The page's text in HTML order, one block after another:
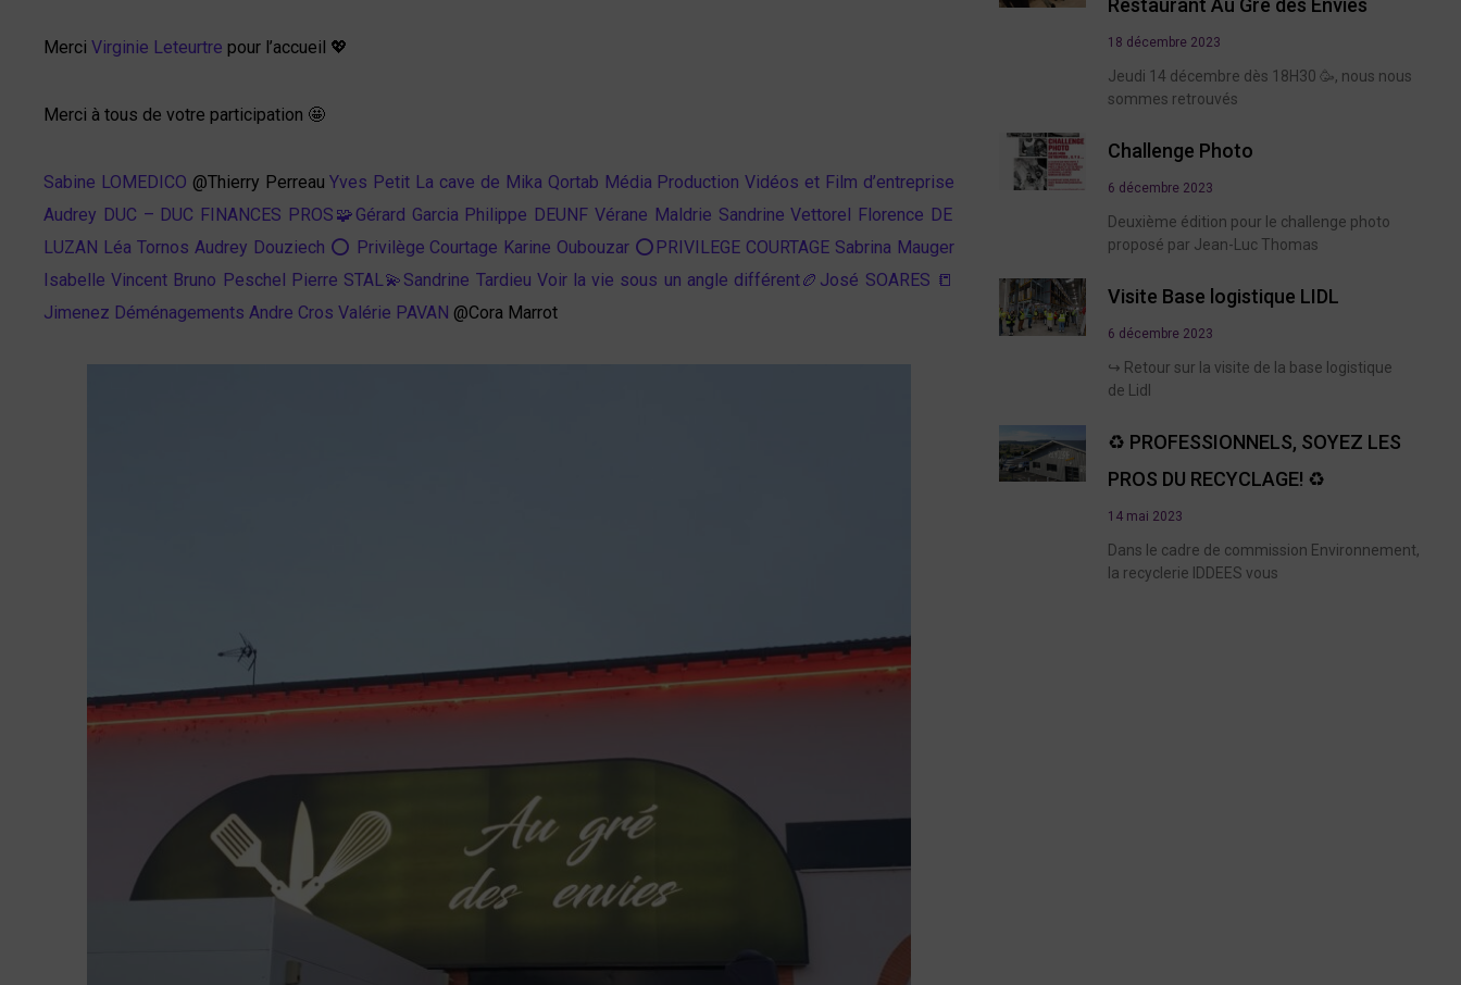
Merci Virginie Leteurtre pour l’accueil 💖
Merci à tous de votre participation 🤩
Sabine LOMEDICO @Thierry PerreauYves Petit La cave de Mika Qortab Média Production Vidéos et Film d’entreprise
Audrey DUC – DUC FINANCES PROS🧩 Gérard Garcia Philippe DEUNF Vérane Maldrie Sandrine Vettorel
Florence DE
LUZAN Léa Tornos Audrey Douziech ⭕ Privilège Courtage Karine Oubouzar ⭕PRIVILEGE COURTAGE Sabrina Mauger
Isabelle Vincent Bruno Peschel Pierre STAL💫Sandrine Tardieu Voir la vie sous un angle différent🏉José SOARES 📒
Jimenez Déménagements Andre Cros Valérie PAVAN @Cora Marrot
Restaurant Au Gré des Envies
18 décembre 2023
Jeudi 14 décembre dès 18H30 🥳, nous nous
sommes retrouvés
Challenge Photo
6 décembre 2023
Deuxième édition pour le challenge photo
proposé par Jean-Luc Thomas
Visite Base logistique LIDL
6 décembre 2023
↪️ Retour sur la visite de la base logistique
de Lidl
♻️ PROFESSIONNELS, SOYEZ LES
PROS DU RECYCLAGE! ♻️
14 mai 2023
Dans le cadre de commission Environnement,
la recyclerie IDDEES vous